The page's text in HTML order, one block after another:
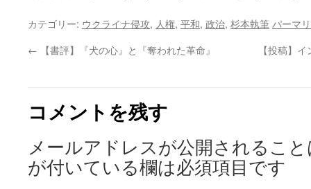
カテゴリー: ウクライナ侵攻, 人権, 平和, 政治, 杉本執筆 パーマ
← 【書評】『犬の心』と『奪われた革命』 【投稿】
コメントを残す
メールアドレスが公開されるこ
が付いている欄は必須項目です